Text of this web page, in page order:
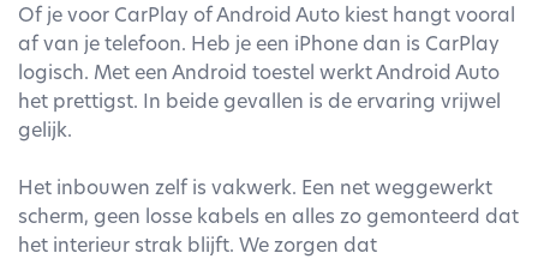
Of je voor CarPlay of Android Auto kiest hangt vooral
af van je telefoon. Heb je een iPhone dan is CarPlay
logisch. Met een Android toestel werkt Android Auto
het prettigst. In beide gevallen is de ervaring vrijwel
gelijk.
Het inbouwen zelf is vakwerk. Een net weggewerkt
scherm, geen losse kabels en alles zo gemonteerd dat
het interieur strak blijft. We zorgen dat